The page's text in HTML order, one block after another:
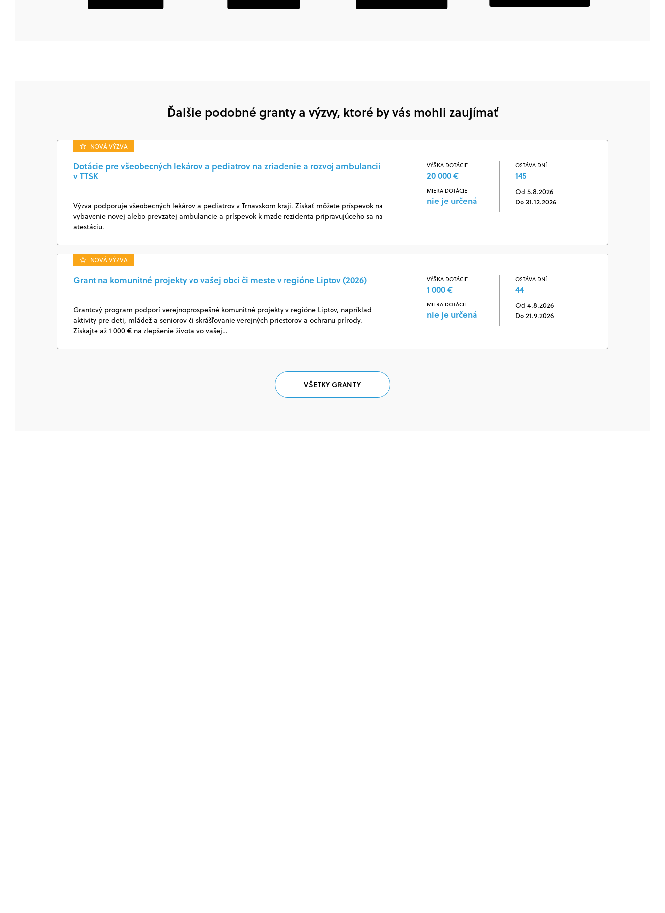
Ďalšie podobné granty a výzvy, ktoré by vás mohli zaujímať
NOVÁ VÝZVA
Dotácie pre všeobecných lekárov a pediatrov na zriadenie a rozvoj ambulancií
v TTSK
Výzva podporuje všeobecných lekárov a pediatrov v Trnavskom kraji. Získať môžete príspevok na
vybavenie novej alebo prevzatej ambulancie a príspevok k mzde rezidenta pripravujúceho sa na
atestáciu.
VÝŠKA DOTÁCIE
20 000 €
MIERA DOTÁCIE
nie je určená
OSTÁVA DNÍ
145
Od 5.8.2026
Do 31.12.2026
NOVÁ VÝZVA
Grant na komunitné projekty vo vašej obci či meste v regióne Liptov (2026)
Grantový program podporí verejnoprospešné komunitné projekty v regióne Liptov, napríklad
aktivity pre deti, mládež a seniorov či skrášľovanie verejných priestorov a ochranu prírody.
Získajte až 1 000 € na zlepšenie života vo vašej…
VÝŠKA DOTÁCIE
1 000 €
MIERA DOTÁCIE
nie je určená
OSTÁVA DNÍ
44
Od 4.8.2026
Do 21.9.2026
VŠETKY GRANTY